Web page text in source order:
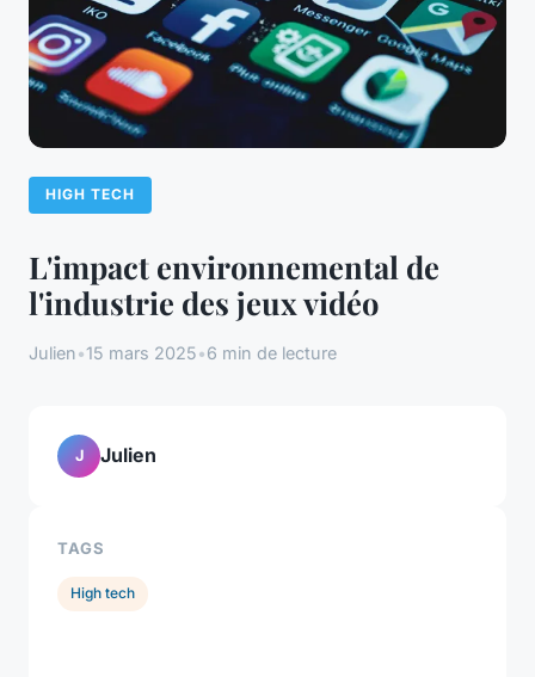
HIGH TECH
L'impact environnemental de
l'industrie des jeux vidéo
Julien•15 mars 2025•6 min de lecture
J Julien
TAGS
High tech